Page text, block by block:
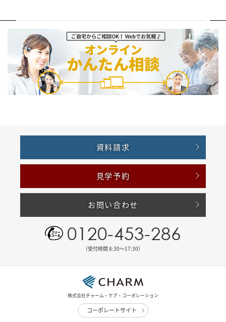
資料請求
見学予約
お問い合わせ
0120-453-286
（受付時間 8:30〜17:30）
株式会社チャーム・ケア・コーポレーション
コーポレートサイト